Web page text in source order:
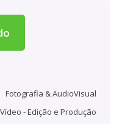
Fotografia & AudioVisual
Vídeo - Edição e Produção